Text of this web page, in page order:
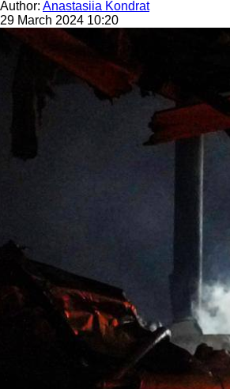
Author: Anastasiia Kondrat
29 March 2024 10:20